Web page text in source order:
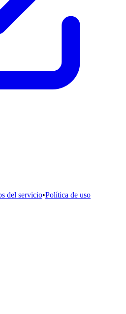
del servicio•Política de uso